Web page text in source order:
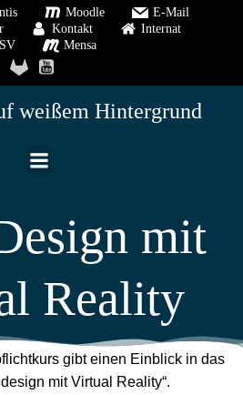
Zum
Inhalt
springen
Moodle
E-Mail
Kontakt
Internat
SV
Mensa
mit
Reality
gibt einen Einblick in das
mit Virtual Reality“.